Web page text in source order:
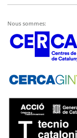
Nous sommes: